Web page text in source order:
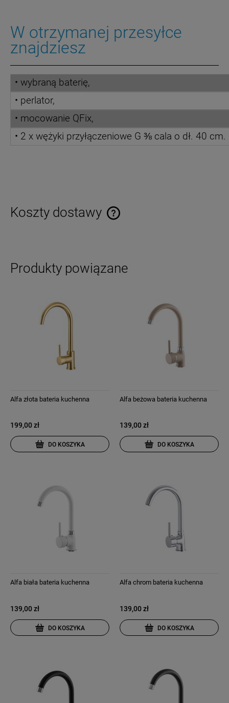
W otrzymanej przesyłce
znajdziesz
• wybraną baterię,
• perlator,
• mocowanie QFix,
• 2 x wężyki przyłączeniowe G ⅜ cala o dł. 40 cm.
Koszty dostawy
Cena nie zawiera ewentualnych kosztów płatności
Produkty powiązane
Alfa złota bateria kuchenna
199,00 zł
DO KOSZYKA
Alfa beżowa bateria kuchenna
139,00 zł
DO KOSZYKA
Alfa biała bateria kuchenna
139,00 zł
DO KOSZYKA
Alfa chrom bateria kuchenna
139,00 zł
DO KOSZYKA